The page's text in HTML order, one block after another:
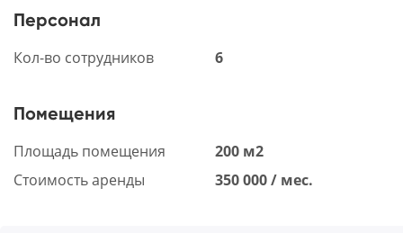
Персонал
Кол-во сотрудников 6
Помещения
Площадь помещения
200 м2
Стоимость аренды
350 000 / мес.